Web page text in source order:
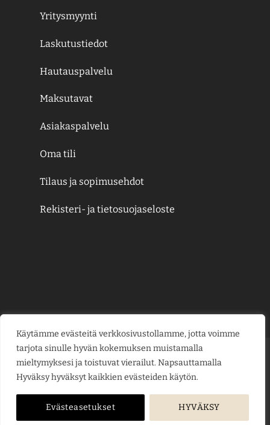
Käytämme evästeitä verkkosivustollamme, jotta voimme
tarjota sinulle hyvän kokemuksen muistamalla
mieltymyksesi ja toistuvat vierailut. Napsauttamalla
Hyväksy hyväksyt kaikkien evästeiden käytön.
Evästeasetukset HYVÄKSY
Yritysmyynti
Laskutustiedot
Hautauspalvelu
Maksutavat
Asiakaspalvelu
Oma tili
Tilaus ja sopimusehdot
Rekisteri- ja tietosuojaseloste
Credit
Card
MasterCard
Visa
Visa
KESÄJUHLAT
LAHJAKORTIT
jarvenpaankukkatalo.fi